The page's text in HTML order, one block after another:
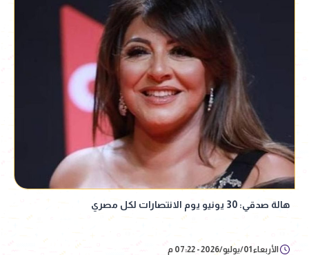
هالة صدقي: 30 يونيو يوم الانتصارات لكل مصري
الأربعاء 01/يوليو/2026 - 07:22 م